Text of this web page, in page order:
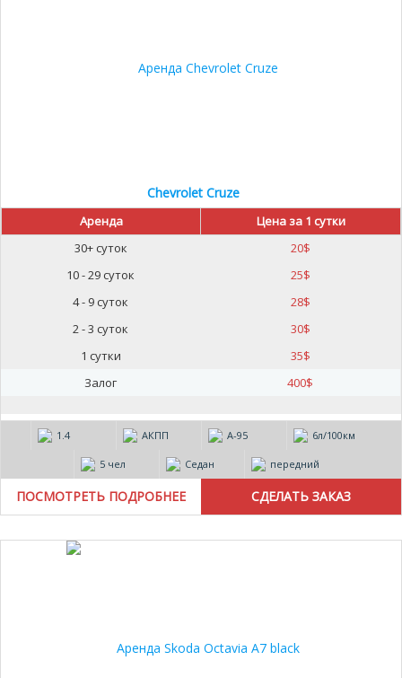
Chevrolet Cruze
Аренда
Цена за 1 сутки
30+ суток
20$
10 - 29 суток
25$
4 - 9 суток
28$
2 - 3 суток
30$
1 сутки
35$
Залог
400$
1.4 АКПП А-95 6л/100км
5 чел Седан передний
ПОСМОТРЕТЬ ПОДРОБНЕЕ